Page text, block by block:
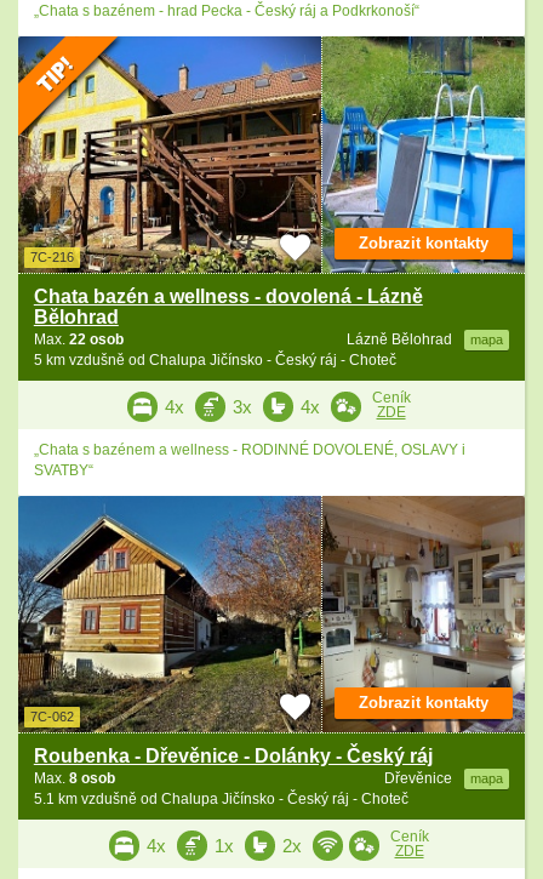
„Chata s bazénem - hrad Pecka - Český ráj a Podkrkonoší“
7C-216
Chata bazén a wellness - dovolená - Lázně
Bělohrad
Lázně Bělohrad mapa
Max. 22 osob
5 km vzdušně od Chalupa Jičínsko - Český ráj - Choteč
Zobrazit kontakty
4x 3x 4x
Ceník
ZDE
„Chata s bazénem a wellness - RODINNÉ DOVOLENÉ, OSLAVY i
SVATBY“
7C-062
Roubenka - Dřevěnice - Dolánky - Český ráj
Dřevěnice mapa
Max. 8 osob
5.1 km vzdušně od Chalupa Jičínsko - Český ráj - Choteč
Zobrazit kontakty
4x 1x 2x
Ceník
ZDE